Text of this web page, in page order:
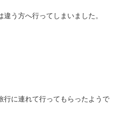
う方へ行ってしまいました。
行に連れて行ってもらったようで